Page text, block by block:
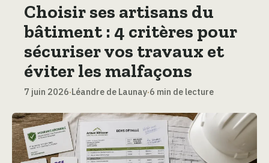
Maison
Bricolage
Jardinage
Choisir ses artisans du
bâtiment : 4 critères pour
sécuriser vos travaux et
éviter les malfaçons
7 juin 2026·Léandre de Launay·6 min de lecture